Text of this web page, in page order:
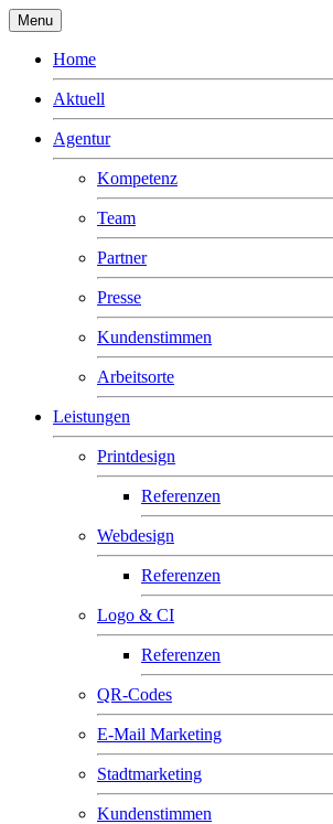
Menu
Home
Aktuell
Agentur
Kompetenz
Team
Partner
Presse
Kundenstimmen
Arbeitsorte
Leistungen
Printdesign
Referenzen
Webdesign
Referenzen
Logo & CI
Referenzen
QR-Codes
E-Mail Marketing
Stadtmarketing
Kundenstimmen